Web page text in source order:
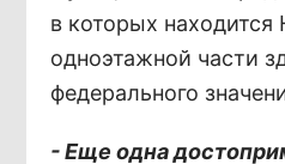
в которых
одноэтажной части
федерального
- Еще одна